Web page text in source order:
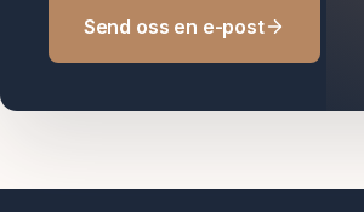
Send oss en e-post